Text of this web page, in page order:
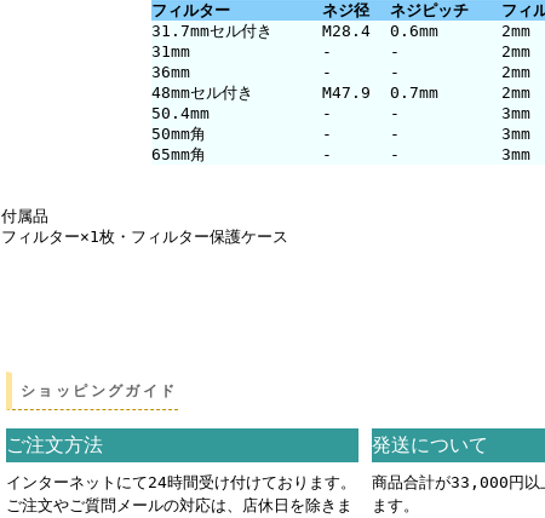
フィルター ネジ径 ネジピッチ
フィ
31.7mmセル付き
M28.4 0.6mm
2mm
31mm
- -
2mm
36mm
- -
2mm
48mmセル付き
M47.9 0.7mm
2mm
50.4mm
- -
3mm
50mm角
- -
3mm
65mm角
- - 3mm
付属品
フィルター×1枚・フィルター保護ケース
ショッピングガイド
ご注文方法
インターネットにて24時間受け付けております。
ご注文やご質問メールの対応は、店休日を除きま
発送について
商品合計が33,000円以
ます。